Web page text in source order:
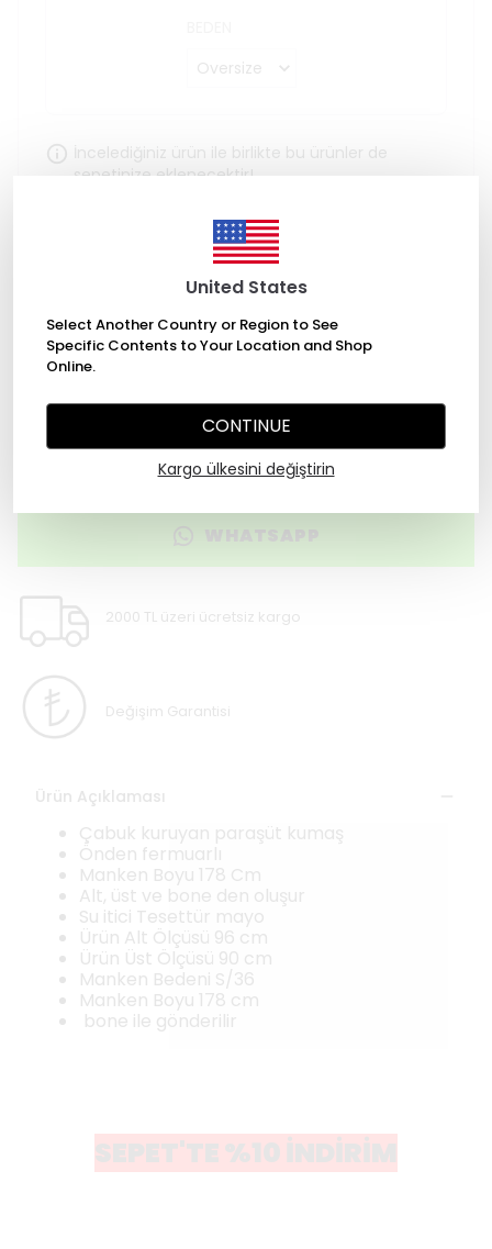
United States
Select Another Country or Region to See
Specific Contents to Your Location and Shop
Online.
CONTINUE
Kargo ülkesini değiştirin
İncelediğiniz ürün ile birlikte bu ürünler de
sepetinize eklenecektir!
Stoğa Gelince Haber Ver
WHATSAPP
2000 TL üzeri ücretsiz kargo
Değişim Garantisi
Ürün Açıklaması
Çabuk kuruyan paraşüt kumaş
Önden fermuarlı
Manken Boyu 178 Cm
Alt, üst ve bone den oluşur
Su itici Tesettür mayo
Ürün Alt Ölçüsü 96 cm
Ürün Üst Ölçüsü 90 cm
Manken Bedeni S/36
Manken Boyu 178 cm
bone ile gönderilir
SEPET'TE %10 İNDİRİM